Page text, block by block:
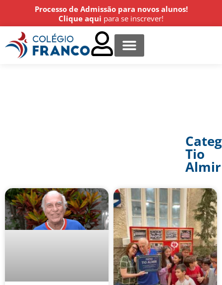
Processo de Admissão para novos alunos!
Clique aqui para se inscrever!
Tio
Almir